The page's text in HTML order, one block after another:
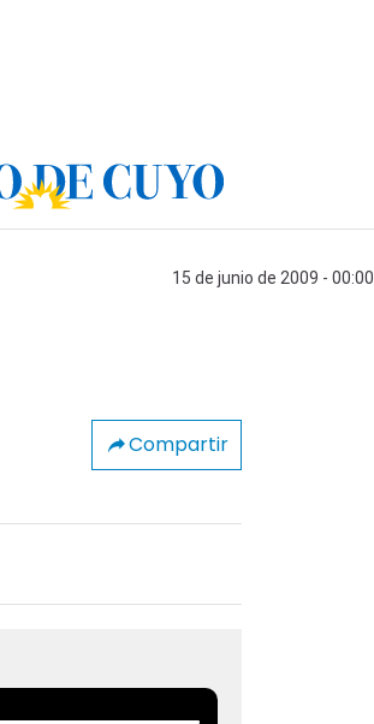
15 de junio de 2009 - 00:00
Compartir